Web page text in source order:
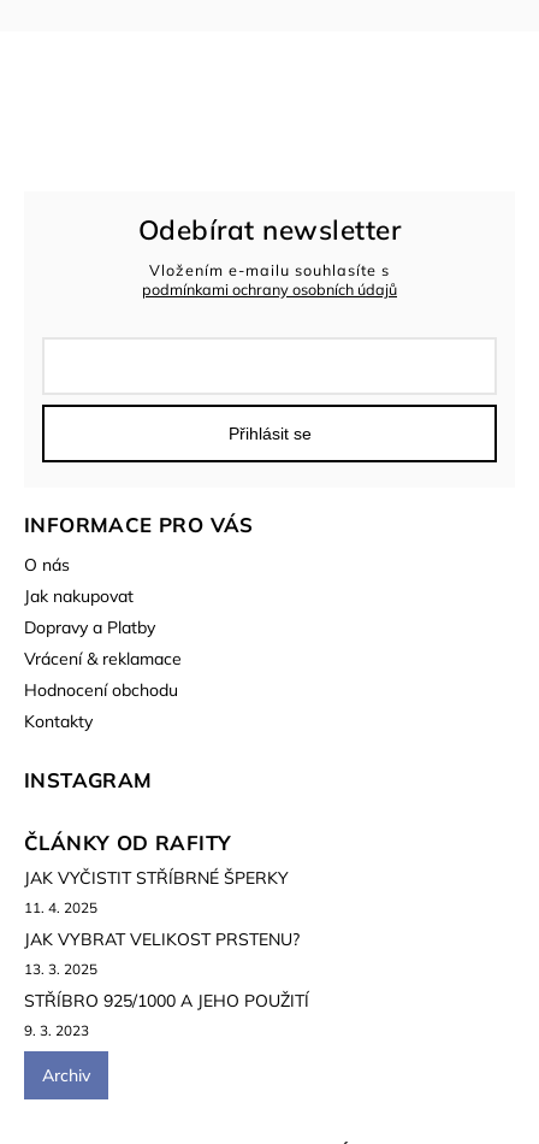
INFORMACE PRO VÁS
O nás
Jak nakupovat
Dopravy a Platby
Vrácení & reklamace
Hodnocení obchodu
Kontakty
Odebírat newsletter
Vložením e-mailu souhlasíte s
podmínkami ochrany osobních údajů
Přihlásit se
INSTAGRAM
ČLÁNKY OD RAFITY
JAK VYČISTIT STŘÍBRNÉ ŠPERKY
11. 4. 2025
JAK VYBRAT VELIKOST PRSTENU?
13. 3. 2025
STŘÍBRO 925/1000 A JEHO POUŽITÍ
9. 3. 2023
Archiv